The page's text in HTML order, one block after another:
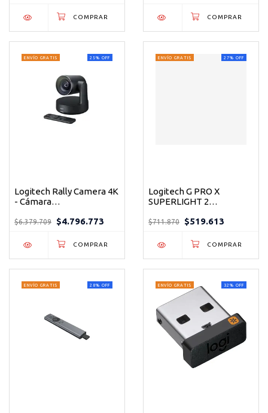
Zoom 4x
25% OFF
ENVÍO GRATIS
Logitech Rally Camera 4K
- Cámara
Profesional Ultra HD con
$6.379.709 $4.796.773
27% OFF
ENVÍO GRATIS
Logitech G PRO X
SUPERLIGHT 2
Gaming Inalámbrico
Sensor HERO 2
$711.870 $519.613
28% OFF
ENVÍO GRATIS 32 % OFF
ENVÍO GRATIS